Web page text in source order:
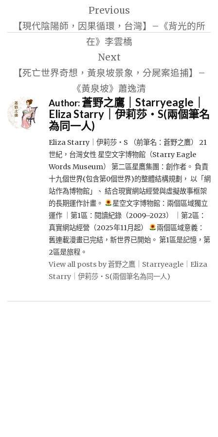
導
Previous
【現代陰陽師，因果循環，台灣】–《背光的所
在》李雲橋
Next
【死亡世界奇想，黃泉坡景象，分屍案追捕】–
《黃泉坡》蕭逸清
Author:蒼野之鷹｜Starryeagle｜
Eliza Starry｜伊莉莎・S(兩個筆名
為同一人)
Eliza Starry｜伊莉莎・S （前筆名：蒼野之鷹） 21
世紀，台灣女性 星空文字博物館（Starry Eagle
Words Museum） 第二區星鷹集團：創作者。 負責
十九個世界(包含第0個世界)的整體結構規劃， 以「網
站作為博物館」、 結合現實網站經營與虛擬故事框架
的長期運作計畫。
星空文字博物館：兩個區域獨立
運作 ｜第1區：閱讀紀錄（2009–2023） ｜第2區：
真實網站經營（2025年11月起）
兩個區域意義：
舊連載漫畫已完結，新世界已開始。 第1區是記憶，第
2區是旅程。
View all posts by 蒼野之鷹｜Starryeagle｜Eliza
Starry｜伊莉莎・S(兩個筆名為同一人)